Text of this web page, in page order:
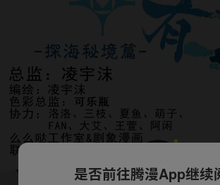
是否前往腾漫App继续